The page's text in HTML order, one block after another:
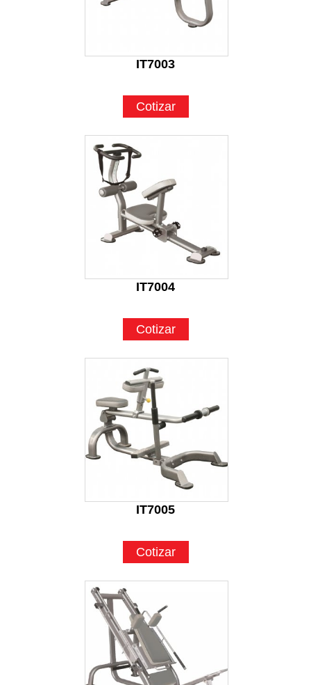
IT7003
Cotizar
IT7004
Cotizar
IT7005
Cotizar